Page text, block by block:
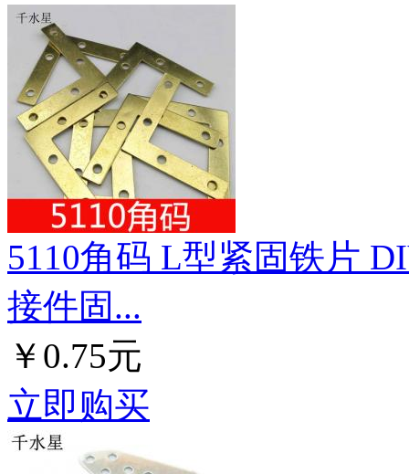
5110角码 L型紧固铁片
接件固...
￥0.75元
立即购买